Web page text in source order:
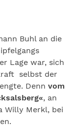
Buhl an die
Lage war, sich
selbst der
Denn vom
, an
Willy Merkl, bei